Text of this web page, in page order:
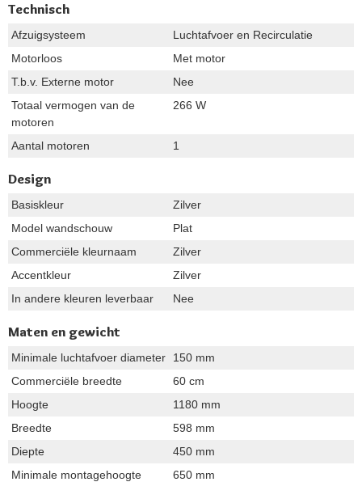
Technisch
Afzuigsysteem
Luchtafvoer en Recirculatie
Motorloos
Met motor
T.b.v. Externe motor
Nee
Totaal vermogen van de
motoren
266 W
Aantal motoren 1
Design
Basiskleur
Zilver
Model wandschouw
Plat
Commerciële kleurnaam
Zilver
Accentkleur
Zilver
In andere kleuren leverbaar
Nee
Maten en gewicht
Minimale luchtafvoer diameter
150 mm
Commerciële breedte
60 cm
Hoogte
1180 mm
Breedte
598 mm
Diepte
450 mm
Minimale montagehoogte
650 mm